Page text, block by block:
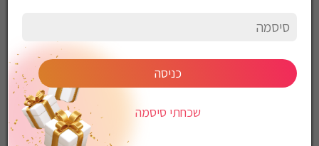
כניסה
שכחתי סיסמה
ללא השריה
לייבש הפוך ובצל
אין לייבש במכונת יבוש